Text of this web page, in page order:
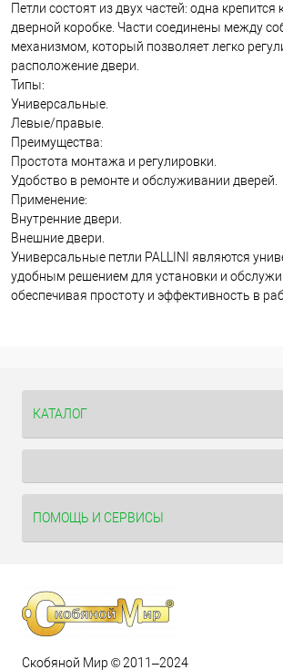
Петли состоят из двух частей: одна крепится
дверной коробке. Части соединены между
механизмом, который позволяет легко
расположение двери.
Типы:
Универсальные.
Левые/правые.
Преимущества:
Простота монтажа и регулировки.
Удобство в ремонте и обслуживании дверей.
Применение:
Внутренние двери.
Внешние двери.
Универсальные петли PALLINI являются
удобным решением для установки и
обеспечивая простоту и эффективность в
КАТАЛОГ
ПОМОЩЬ И СЕРВИСЫ
Скобяной Мир © 2011–2024